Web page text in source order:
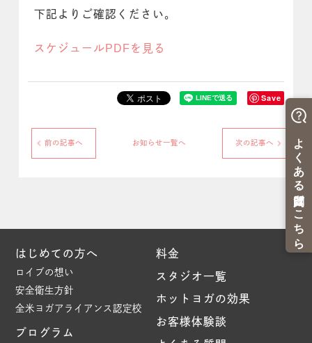
下記よりご確認ください。
スケジュールPDFを見る
Save
前の記事へ お知らせ一覧へ 次の記事へ
はじめての方へ
ロイブの想い
安全衛生方針
全米ヨガアライアンス認定校
プログラム
料金
スタジオ一覧
ホットヨガの効果
お客様体験談